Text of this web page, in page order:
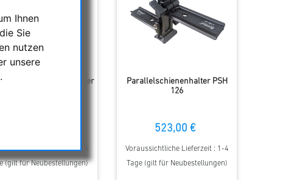
Ihnen
Sie
nutzen
unsere
Stativfußspitzenhalter
Lieferzeit : 1-4
(gilt für Neubestellungen)
Parallelschienenhalter PSH
126
523,00 €
Voraussichtliche Lieferzeit : 1-4
Tage (gilt für Neubestellungen)